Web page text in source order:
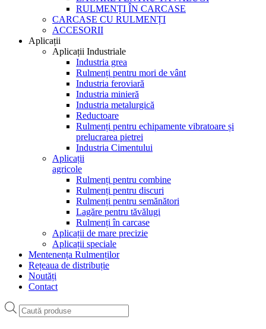
RULMENȚI ÎN CARCASE
CARCASE CU RULMENȚI
ACCESORII
Aplicații
Aplicații Industriale
Industria grea
Rulmenți pentru mori de vânt
Industria feroviară
Industria minieră
Industria metalurgică
Reductoare
Rulmenți pentru echipamente vibratoare și
prelucrarea pietrei
Industria Cimentului
Aplicații
agricole
Rulmenți pentru combine
Rulmenți pentru discuri
Rulmenți pentru semănători
Lagăre pentru tăvălugi
Rulmenți în carcase
Aplicații de mare precizie
Aplicații speciale
Mentenența Rulmenților
Rețeaua de distribuție
Noutăți
Contact
Products
search